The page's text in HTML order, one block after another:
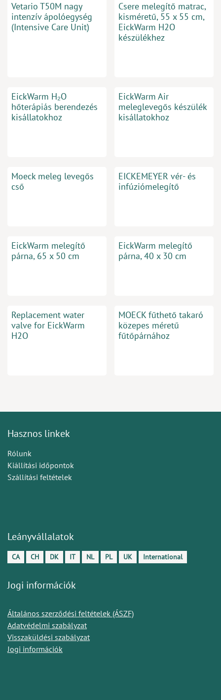
Vetario T50M nagy
intenzív ápolóegység
(Intensive Care Unit)
Csere melegítő matrac,
kisméretű, 55 x 55 cm,
EickWarm H2O
készülékhez
EickWarm H₂O
hőterápiás berendezés
kisállatokhoz
EickWarm Air
meleglevegős készülék
kisállatokhoz
Moeck meleg levegős
cső
EICKEMEYER vér- és
infúziómelegítő
EickWarm melegítő
párna, 65 x 50 cm
EickWarm melegítő
párna, 40 x 30 cm
Replacement water
valve for EickWarm
H2O
MOECK fűthető takaró
közepes méretű
fűtőpárnához
Hasznos linkek
Rólunk
Kiállítási időpontok
Szállítási feltételek
Leányvállalatok
CA CH DK IT NL PL UK International
Jogi információk
Általános szerződési feltételek (ÁSZF)
Adatvédelmi szabályzat
Visszaküldési szabályzat
Jogi információk